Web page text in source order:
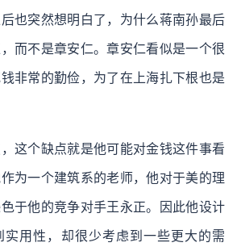
也突然想明白了，为什么蒋南孙最后
而不是章安仁。章安仁看似是一个很
非常的勤俭，为了在上海扎下根也是
这个缺点就是他可能对金钱这件事看
为一个建筑系的老师，他对于美的理
于他的竞争对手王永正。因此他设计
实用性，却很少考虑到一些更大的需